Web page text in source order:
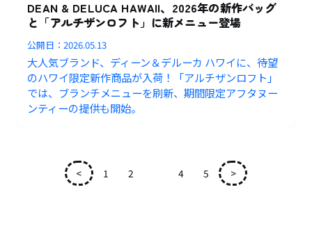
DEAN & DELUCA HAWAII、2026年の新作バッグ
と「アルチザンロフト」に新メニュー登場
公開日：2026.05.13
大人気ブランド、ディーン＆デルーカ ハワイに、待望
のハワイ限定新作商品が入荷！「アルチザンロフト」
では、ブランチメニューを刷新、期間限定アフタヌー
ンティーの提供も開始。
< 1 2 4 5 >